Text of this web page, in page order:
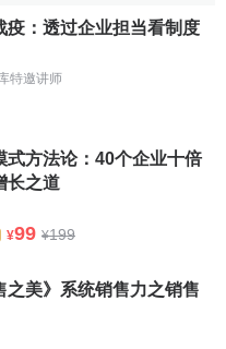
浮動三種方式確定。不變
的勞動分紅占利潤總額的
逐年按一定比例上調；浮
業利潤中提成，比較常
法是在企業獲得的利潤達
剩餘部分即為紅利。
之間的分配方式為：
疫：透过企业担当看制度
特邀讲师
式方法论：40个企业十倍
长之道
¥99 ¥199
之美》系统销售力之销售